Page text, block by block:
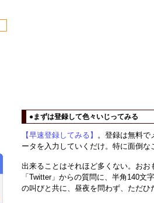
●まずは登録して色々いじってみる
【早速登録してみる】 。登録は無料で
ータを入力していくだけ。特に面倒な
出来ることはそれほど多くない。お
「Twitter」からの質問に、半角140
の叫びと共に、昼夜を問わず、ただひ